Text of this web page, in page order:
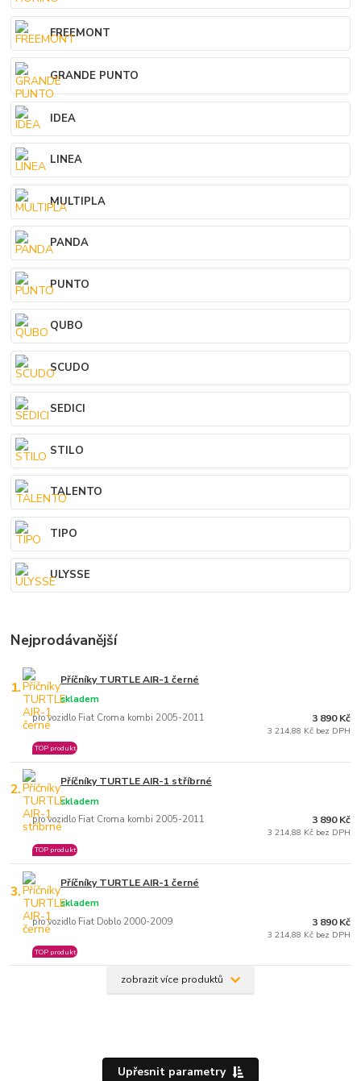
FREEMONT
GRANDE PUNTO
IDEA
LINEA
MULTIPLA
PANDA
PUNTO
QUBO
SCUDO
SEDICI
STILO
TALENTO
TIPO
ULYSSE
Nejprodávanější
1. Příčníky TURTLE AIR-1 černé
pro vozidlo Fiat Croma kombi 2005-2011
skladem
TOP produkt
3 890 Kč
3 214,88 Kč bez DPH
2. Příčníky TURTLE AIR-1 stříbrné
pro vozidlo Fiat Croma kombi 2005-2011
skladem
TOP produkt
3 890 Kč
3 214,88 Kč bez DPH
3. Příčníky TURTLE AIR-1 černé
pro vozidlo Fiat Doblo 2000-2009
skladem
TOP produkt
3 890 Kč
3 214,88 Kč bez DPH
zobrazit více produktů
Upřesnit parametry